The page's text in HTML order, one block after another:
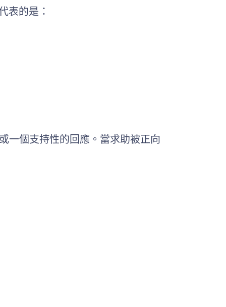
表的是：
一個支持性的回應。當求助被正向